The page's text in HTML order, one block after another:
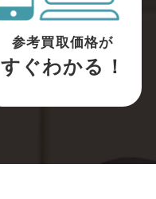
参考買取価格が
すぐわかる！